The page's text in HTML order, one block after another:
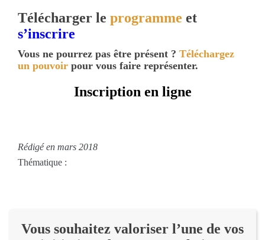
Télécharger le programme et
s’inscrire
Vous ne pourrez pas être présent ? Téléchargez
un pouvoir pour vous faire représenter.
Inscription en ligne
Rédigé en mars 2018
Thématique :
Vous souhaitez valoriser l’une de vos